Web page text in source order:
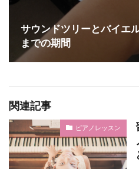
サウンドツリーとバイエ
までの期間
関連記事
ピアノレッスン